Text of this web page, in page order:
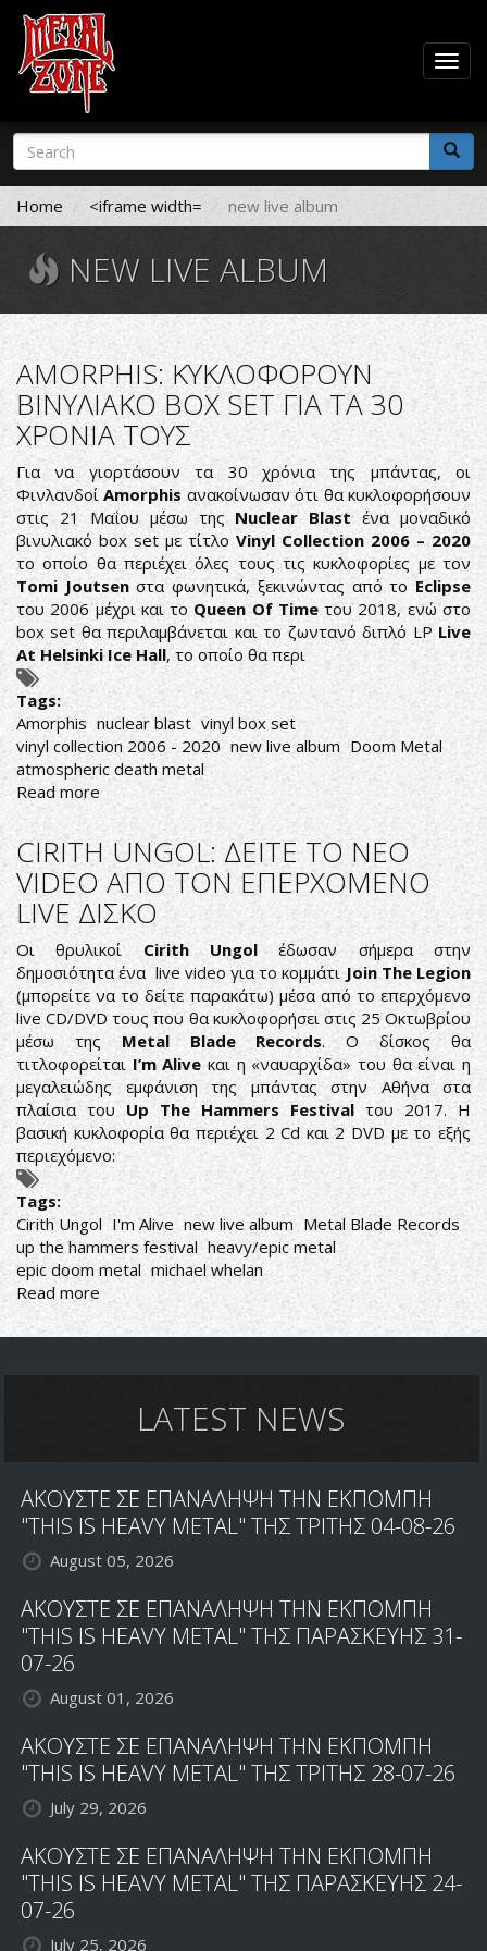
Skip
main
content
Search
form
Search
Home <iframe width= new live album
NEW LIVE ALBUM
AMORPHIS: ΚΥΚΛΟΦΟΡΟΥΝ
ΒΙΝΥΛΙΑΚΟ BOX SET ΓΙΑ ΤΑ 30
ΧΡΟΝΙΑ ΤΟΥΣ
Για να γιορτάσουν τα 30 χρόνια της μπάντας, οι
ΦινλανδοίAmorphisανακοίνωσαν ότι θα κυκλοφορήσουν
στις 21 Μαΐου μέσω της Nuclear Blastένα μοναδικό
βινυλιακό box set με τίτλο Vinyl Collection 2006 – 2020
το οποίο θα περιέχει όλες τους τις κυκλοφορίες με τον
Tomi Joutsenστα φωνητικά, ξεκινώντας από τοEclipse
του 2006 μέχρι και το Queen Of Timeτου 2018, ενώ στο
box set θα περιλαμβάνεται και το ζωντανό διπλό LPLive
At Helsinki Ice Hall, το οποίο θα περι
Tags:
Amorphis nuclear blast vinyl box set
vinyl collection 2006 - 2020 new live album Doom Metal
atmospheric death metal
Read more about
AMORPHIS:
ΚΥΚΛΟΦΟΡΟΥΝ
ΒΙΝΥΛΙΑΚΟ
BOX
SET
ΓΙΑ
ΤΑ
30
ΧΡΟΝΙΑ
ΤΟΥΣ
CIRITH UNGOL: ΔΕΙΤΕ ΤΟ ΝΕΟ
VIDEO ΑΠΟ ΤΟΝ ΕΠΕΡΧΟΜΕΝΟ
LIVE ΔΙΣΚΟ
Οι θρυλικοίCirith Ungol έδωσαν σήμερα στην
δημοσιότητα ένα live video για το κομμάτιJoin The Legion
(μπορείτε να το δείτε παρακάτω) μέσα από το επερχόμενο
live CD/DVD τους που θα κυκλοφορήσει στις 25 Οκτωβρίου
μέσω τηςMetal Blade Records. Ο δίσκος θα
τιτλοφορείταιI’m Aliveκαι η «ναυαρχίδα» του θα είναι η
μεγαλειώδης εμφάνιση της μπάντας στην Αθήνα στα
πλαίσια τουUp The Hammers Festivalτου 2017. Η
βασική κυκλοφορία θα περιέχει 2 Cd και 2 DVD με το εξής
περιεχόμενο:
Tags:
Cirith Ungol I'm Alive new live album Metal Blade Records
up the hammers festival heavy/epic metal
epic doom metal michael whelan
Read moreabout
CIRITH
UNGOL:
VIDEO
ΕΠΕΡΧΟΜΕΝΟ
LIVE
LATEST NEWS
ΑΚΟΥΣΤΕ ΣΕ ΕΠΑΝΑΛΗΨΗ ΤΗΝ ΕΚΠΟΜΠΗ
"THIS IS HEAVY METAL" ΤΗΣ ΤΡΙΤΗΣ 04-08-26
August 05, 2026
ΑΚΟΥΣΤΕ ΣΕ ΕΠΑΝΑΛΗΨΗ ΤΗΝ ΕΚΠΟΜΠΗ
"THIS IS HEAVY METAL" ΤΗΣ ΠΑΡΑΣΚΕΥΗΣ 31-
07-26
August 01, 2026
ΑΚΟΥΣΤΕ ΣΕ ΕΠΑΝΑΛΗΨΗ ΤΗΝ ΕΚΠΟΜΠΗ
"THIS IS HEAVY METAL" ΤΗΣ ΤΡΙΤΗΣ 28-07-26
July 29, 2026
ΑΚΟΥΣΤΕ ΣΕ ΕΠΑΝΑΛΗΨΗ ΤΗΝ ΕΚΠΟΜΠΗ
"THIS IS HEAVY METAL" ΤΗΣ ΠΑΡΑΣΚΕΥΗΣ 24-
07-26
July 25, 2026